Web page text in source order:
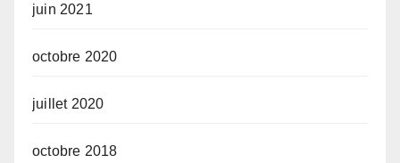
juin 2021
octobre 2020
juillet 2020
octobre 2018